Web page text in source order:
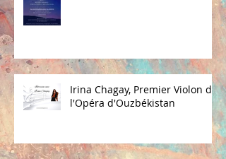
Irina Chagay, Premier Violon de
l'Opéra d'Ouzbékistan